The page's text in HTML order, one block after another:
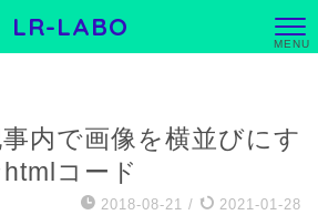
LR-LABO
内で画像を横並びにす
コード
2018-08-21 / 2021-01-28